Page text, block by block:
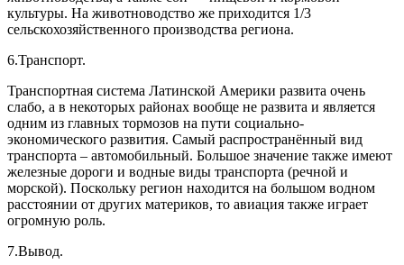
культуры. На животноводство же приходится 1/3
сельскохозяйственного производства региона.
6.Транспорт.
Транспортная система Латинской Америки развита очень
слабо, а в некоторых районах вообще не развита и является
одним из главных тормозов на пути социально-
экономического развития. Самый распространённый вид
транспорта – автомобильный. Большое значение также имеют
железные дороги и водные виды транспорта (речной и
морской). Поскольку регион находится на большом водном
расстоянии от других материков, то авиация также играет
огромную роль.
7.Вывод.